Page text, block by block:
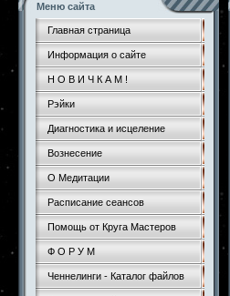
Меню сайта
Главная страница
Информация о сайте
Н О В И Ч К А М !
Рэйки
Диагностика и исцеление
Вознесение
О Медитации
Расписание сеансов
Помощь от Круга Мастеров
Ф О Р У М
Ченнелинги - Каталог файлов